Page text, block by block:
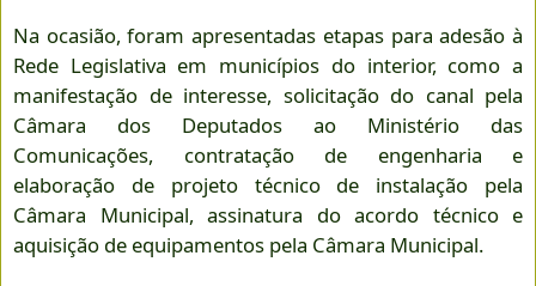
Na ocasião, foramapresentadas etapas para adesão à
Rede Legislativa em municípios do interior, como a
manifestação de interesse, solicitação do canal pela
Câmara dos Deputados ao Ministério das
Comunicações, contratação de engenharia e
elaboração de projeto técnico de instalação pela
Câmara Municipal, assinatura do acordo técnico e
aquisição de equipamentos pela Câmara Municipal.